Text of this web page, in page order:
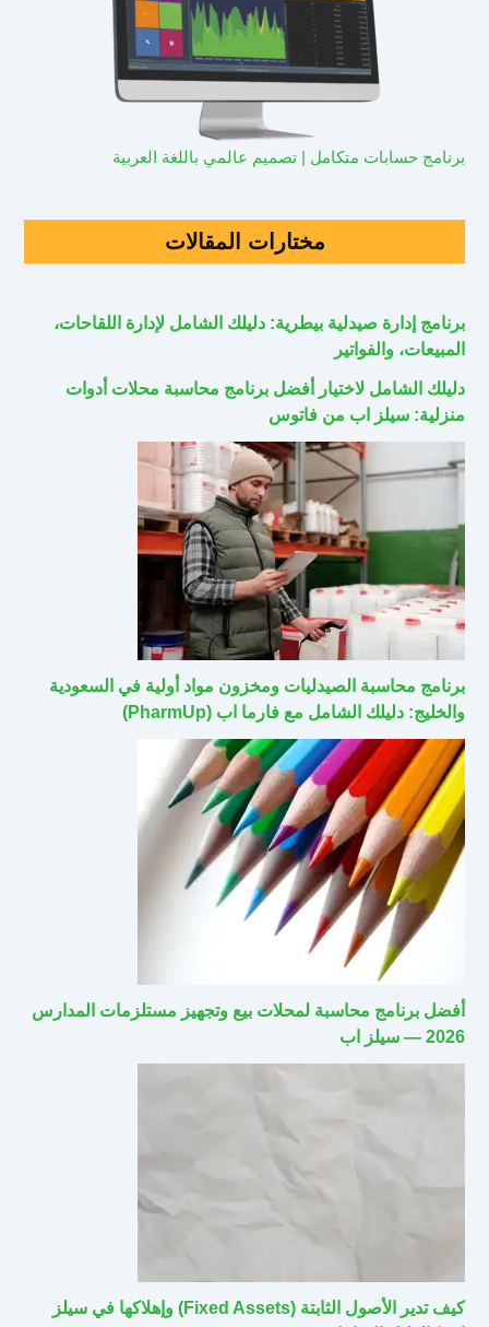
برنامج حسابات متكامل | تصميم عالمي باللغة العربية
مختارات المقالات
برنامج إدارة صيدلية بيطرية: دليلك الشامل لإدارة اللقاحات،
المبيعات، والفواتير
دليلك الشامل لاختيار أفضل برنامج محاسبة محلات أدوات
منزلية: سيلز اب من فاتوس
برنامج محاسبة الصيدليات ومخزون مواد أولية في السعودية
والخليج: دليلك الشامل مع فارما اب (PharmUp)
أفضل برنامج محاسبة لمحلات بيع وتجهيز مستلزمات المدارس
2026 — سيلز اب
كيف تدير الأصول الثابتة (Fixed Assets) وإهلاكها في سيلز